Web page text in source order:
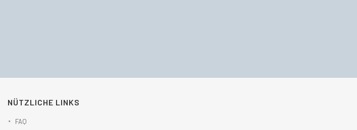
NÜTZLICHE LINKS
FAQ